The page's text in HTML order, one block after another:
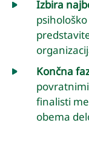
Izbira
Končna
finalisti
obema